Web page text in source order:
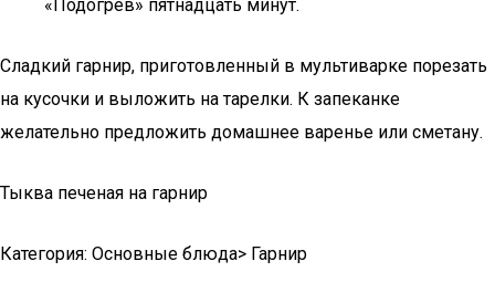
«Подогрев» пятнадцать минут.
Сладкий гарнир, приготовленный в мультиварке порезать
на кусочки и выложить на тарелки. К запеканке
желательно предложить домашнее варенье или сметану.
Тыква печеная на гарнир
Категория: Основные блюда> Гарнир